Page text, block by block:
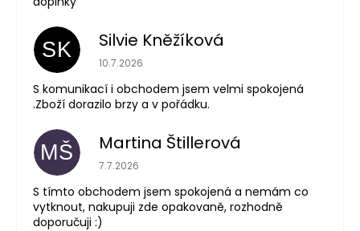
SK Silvie Kněžíková
Hodnocení obchodu je 5 z 5 hvězdiček.
10.7.2026
S komunikací i obchodem jsem velmi spokojená
.Zboží dorazilo brzy a v pořádku.
MŠ Martina Štillerová
Hodnocení obchodu je 5 z 5 hvězdiček.
7.7.2026
S tímto obchodem jsem spokojená a nemám co
vytknout, nakupuji zde opakovaně, rozhodně
doporučuji :)